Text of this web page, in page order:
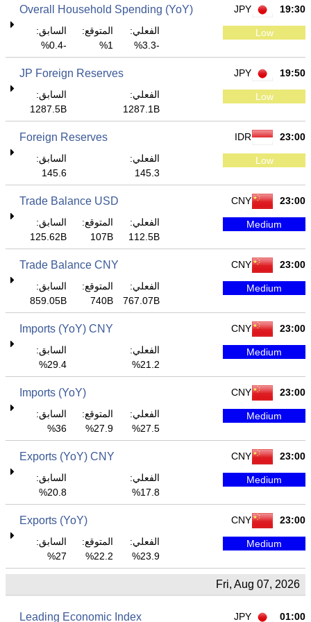
19:30
JPY
Overall Household Spending (YoY)
Low
الفعلي:
-3.3%
المتوقع:
1%
السابق:
-0.4%
19:50
JPY
JP Foreign Reserves
Low
الفعلي:
1287.1B
السابق:
1287.5B
23:00
IDR
Foreign Reserves
Low
الفعلي:
145.3
السابق:
145.6
23:00
CNY
Trade Balance USD
Medium
الفعلي:
112.5B
المتوقع:
107B
السابق:
125.62B
23:00
CNY
Trade Balance CNY
Medium
الفعلي:
767.07B
المتوقع:
740B
السابق:
859.05B
23:00
CNY
Imports (YoY) CNY
Medium
الفعلي:
21.2%
السابق:
29.4%
23:00
CNY
Imports (YoY)
Medium
الفعلي:
27.5%
المتوقع:
27.9%
السابق:
36%
23:00
CNY
Exports (YoY) CNY
Medium
الفعلي:
17.8%
السابق:
20.8%
23:00
CNY
Exports (YoY)
Medium
الفعلي:
23.9%
المتوقع:
22.2%
السابق:
27%
Fri, Aug 07, 2026
01:00
JPY
Leading Economic Index